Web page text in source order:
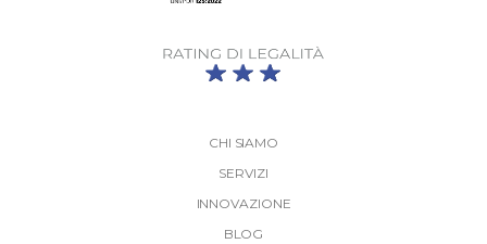
CHI SIAMO
SERVIZI
INNOVAZIONE
BLOG